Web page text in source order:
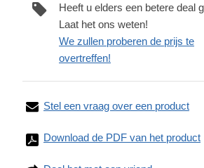
Heeft u elders een betere deal
Laat het ons weten!
We zullen proberen de prijs te
overtreffen!
Stel een vraag over een product
Download de PDF van het product